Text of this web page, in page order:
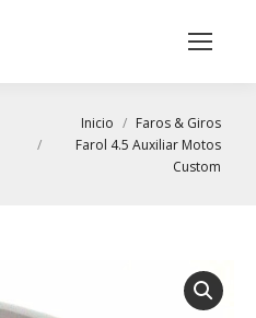
Buscar:
Estás aquí:Inicio
Faros & Giros
Farol 4.5 Auxiliar Motos
Custom